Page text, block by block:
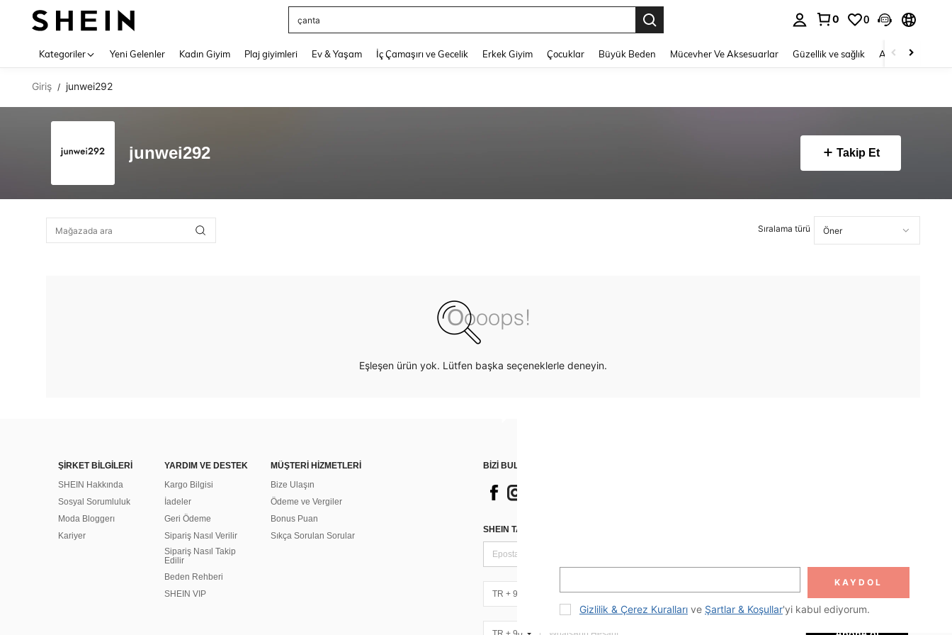
çanta
0 0
Kategoriler Yeni Gelenler Kadın Giyim Plaj giyimleri Ev & Yaşam İç Çamaşırı ve Gecelik Erkek Giyim Çocuklar Büyük Beden Mücevher Ve Aksesuarlar Güzellik ve sağlık Ayakkabı
Giriş / junwei292
junwei292 Takip Et
Sıralama türü
Eşleşen ürün yok. Lütfen başka seçeneklerle deneyin.
ŞİRKET BİLGİLERİ
SHEIN Hakkında
Sosyal Sorumluluk
Moda Bloggerı
Kariyer
YARDIM VE DESTEK
Kargo Bilgisi
İadeler
Geri Ödeme
Sipariş Nasıl Verilir
Sipariş Nasıl Takip
Edilir
Beden Rehberi
SHEIN VIP
MÜŞTERİ HİZMETLERİ
Bize Ulaşın
Ödeme ve Vergiler
Bonus Puan
Sıkça Sorulan Sorular
BİZİ BULUN
SHEIN TARZI HABERLER IÇIN KAYDOLUN
TR + 90
KAYDOL
Gizlilik & Çerez Kuralları ve Şartlar & Koşullar'yi kabul ediyorum.